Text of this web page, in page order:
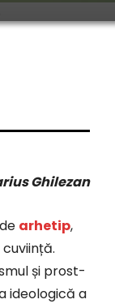
Ghilezan
arhetip,
și prost-
ideologică a